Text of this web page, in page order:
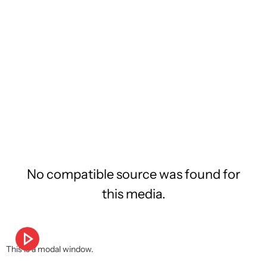
This is a modal window.
No compatible source was found for
this media.